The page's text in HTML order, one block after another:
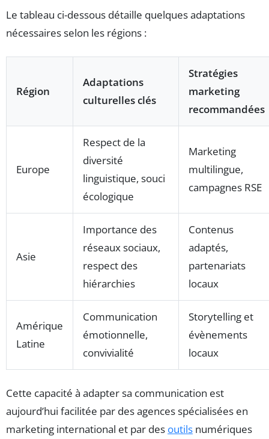
Le tableau ci-dessous détaille quelques adaptations
nécessaires selon les régions :
Région
Adaptations
culturelles clés
Stratégies
marketing
recommandées
Europe
Respect de la
diversité
linguistique, souci
écologique
Marketing
multilingue,
campagnes RSE
Asie
Importance des
réseaux sociaux,
respect des
hiérarchies
Contenus
adaptés,
partenariats
locaux
Amérique
Latine
Communication
émotionnelle,
convivialité
Storytelling et
évènements
locaux
Cette capacité à adapter sa communication est
aujourd’hui facilitée par des agences spécialisées en
marketing international et par des outils numériques